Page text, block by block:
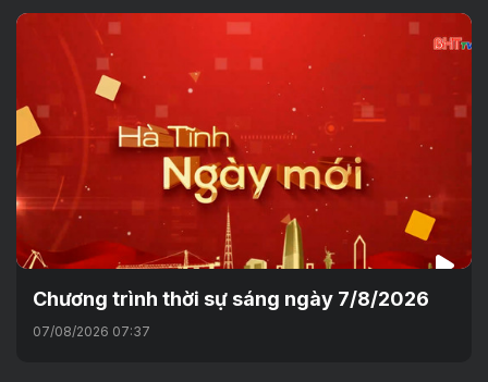
Chương trình thời sự sáng ngày 7/8/2026
07/08/2026 07:37